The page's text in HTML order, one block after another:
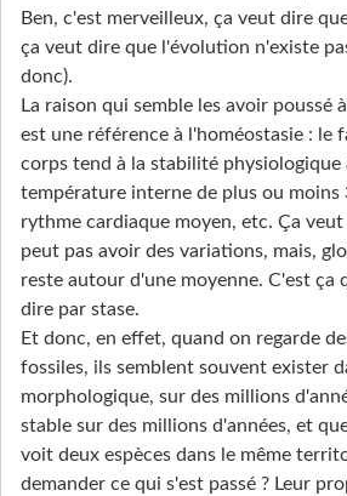
Ben, c'est merveilleux, ça veut dire
ça veut dire que l'évolution n'existe
donc).
La raison qui semble les avoir poussé
est une référence à l'homéostasie : le
corps tend à la stabilité physiologique
température interne de plus ou moins
rythme cardiaque moyen, etc. Ça
peut pas avoir des variations, mais,
reste autour d'une moyenne. C'est ça
dire par stase.
Et donc, en effet, quand on regarde
fossiles, ils semblent souvent exister
morphologique, sur des millions
stable sur des millions d'années, et
voit deux espèces dans le même
demander ce qui s'est passé ? Leur